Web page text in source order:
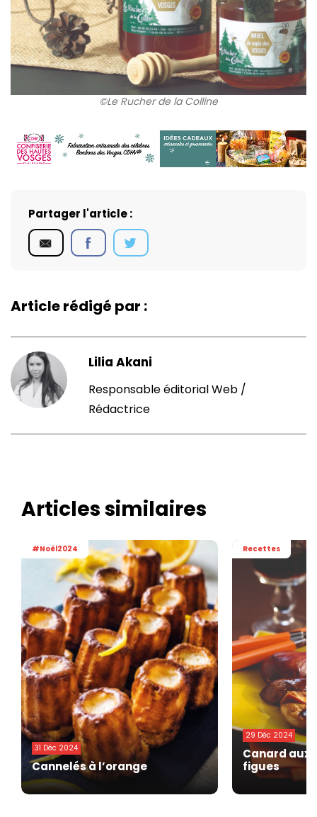
©Le Rucher de la Colline
Partager l'article :
Article rédigé par :
Lilia Akani
Responsable éditorial Web /
Rédactrice
Articles similaires
#Noël2024
31 Déc 2024
Cannelés à l’orange
Recettes
29 Déc 2024
Canard aux
figues